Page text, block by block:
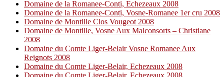
Domaine de la Romanee-Conti, Echezeaux 2008
Domaine de la Romanee-Conti, Vosne-Romanee 1er cru 2008
Domaine de Montille Clos Vougeot 2008
Domaine de Montille, Vosne Aux Malconsorts – Christiane
2008
Domaine du Comte Liger-Belair Vosne Romanee Aux
Reignots 2008
Domaine du Comte Liger-Belair, Echezeaux 2008